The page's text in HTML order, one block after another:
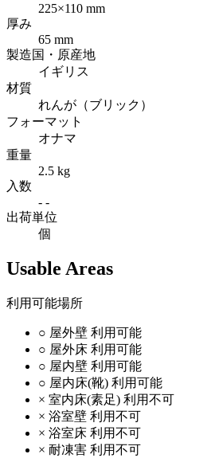
225×110 mm
厚み
65 mm
製造国・原産地
イギリス
材質
れんが（ブリック）
フォーマット
オナマ
重量
2.5 kg
入数
- -
出荷単位
個
Usable Areas
利用可能場所
○ 屋外壁 利用可能
○ 屋外床 利用可能
○ 屋内壁 利用可能
○ 屋内床(靴) 利用可能
× 室内床(素足) 利用不可
× 浴室壁 利用不可
× 浴室床 利用不可
× 耐凍害 利用不可